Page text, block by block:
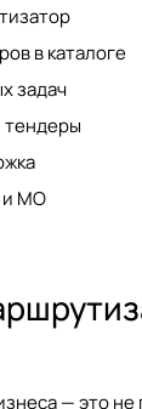
в каталоге
задач
тендеры
и МО
— это не